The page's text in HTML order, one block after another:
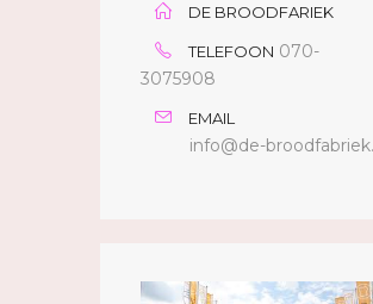
DE BROODFARIEK
TELEFOON 070-
3075908
EMAIL
info@de-